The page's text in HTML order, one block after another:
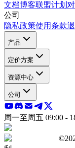
文档博客联盟计划
公司
隐私政策使用条款
产品
定价方案
资源中心
公司
周一至周五 09:00 -